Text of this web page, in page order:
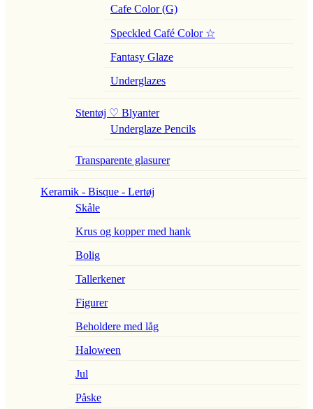
Cafe Color (G)
Speckled Café Color ☆
Fantasy Glaze
Underglazes
Stentøj ♡ Blyanter
Underglaze Pencils
Transparente glasurer
Keramik - Bisque - Lertøj
Skåle
Krus og kopper med hank
Bolig
Tallerkener
Figurer
Beholdere med låg
Haloween
Jul
Påske